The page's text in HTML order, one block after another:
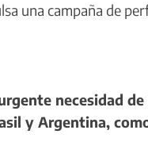
una campaña de
necesidad
y Argentina,